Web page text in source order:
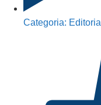
Categoria: Editorial